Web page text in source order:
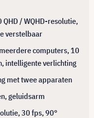
/ WQHD-resolutie,
verstelbaar
computers, 10
intelligente verlichting
met twee apparaten
geluidsarm
30 fps, 90°